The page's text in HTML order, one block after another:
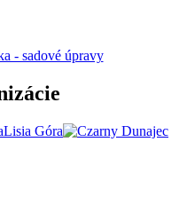
- sadové úpravy
Lisia Góra